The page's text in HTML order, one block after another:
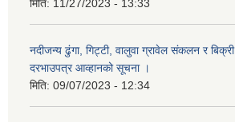
मिति: 11/27/2023 - 13:33
नदीजन्य ढुंगा, गिट्टी, वालुवा ग्रावेल संकलन र बिक्री
दरभाउपत्र आव्हानको सूचना ।
मिति: 09/07/2023 - 12:34